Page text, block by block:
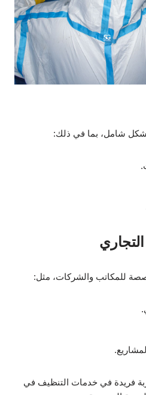
شامل، بما في ذلك:
للمكاتب والشركات، مثل: